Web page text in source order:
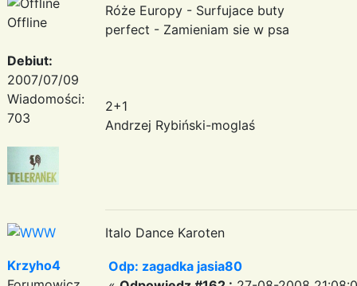
Offline
Debiut:
2007/07/09
Wiadomości:
703
Róże Europy - Surfujace buty
perfect - Zamieniam sie w psa
2+1
Andrzej Rybiński-moglaś
Italo Dance Karoten
Krzyho4
Odp: zagadka jasia80